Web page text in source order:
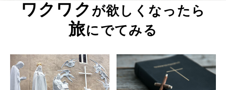
ワクワク が欲しくなったら
旅にでてみる